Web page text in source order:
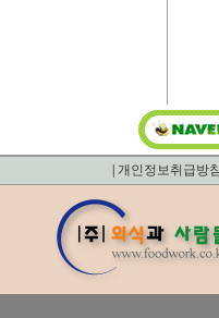
개인정보취급방침